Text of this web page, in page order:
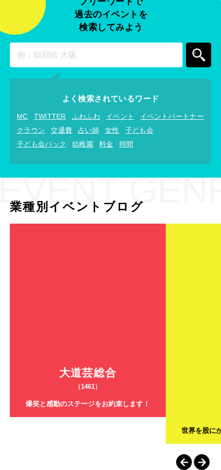
過去のイベントを
検索してみよう
よく検索されているワード
MC TWITTER ふわふわ イベント
イベントパートナー
クラウン
交通費 占い師 女性
子ども会
子ども会パック
幼稚園 料金 時間
業種別イベントブログ
大道芸総合
（1461）
爆笑と感動のステージをお約束します！
世界を股に